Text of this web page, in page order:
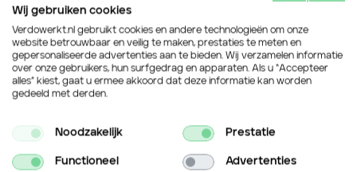
persoonsgegevens worden verwerkt
Verdo Werkt mag mij benaderen via
Wij gebruiken cookies
Verdowerkt.nl gebruikt cookies en andere technologieën om onze
website betrouwbaar en veilig te maken, prestaties te meten en
gepersonaliseerde advertenties aan te bieden. Wij verzamelen informatie
over onze gebruikers, hun surfgedrag en apparaten. Als u “Accepteer
alles” kiest, gaat u ermee akkoord dat deze informatie kan worden
gedeeld met derden.
Noodzakelijk Prestatie
Functioneel Advertenties